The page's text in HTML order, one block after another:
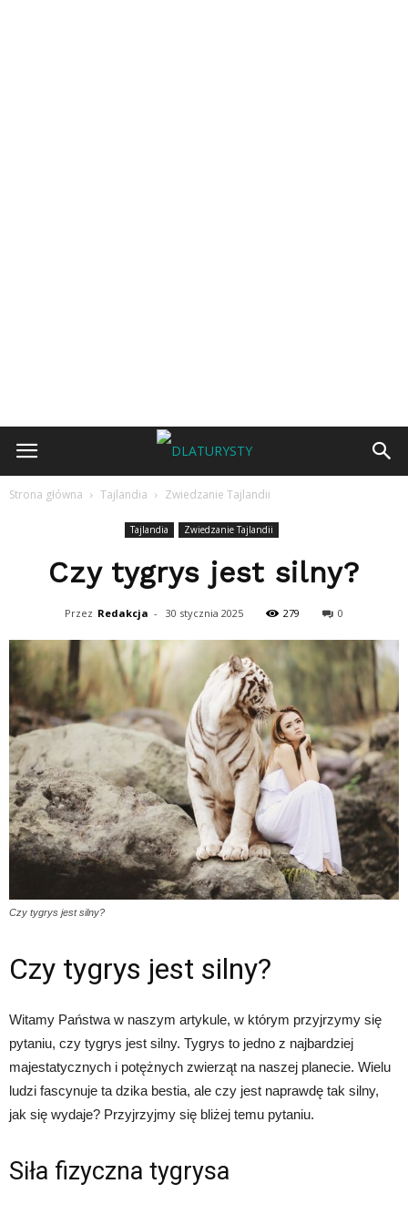
Strona główna Tajlandia Zwiedzanie Tajlandii
Tajlandia Zwiedzanie Tajlandii
Czy tygrys jest silny?
Przez Redakcja - 30 stycznia 2025 279 0
Czy tygrys jest silny?
Czy tygrys jest silny?
Witamy Państwa w naszym artykule, w którym przyjrzymy się
pytaniu, czy tygrys jest silny. Tygrys to jedno z najbardziej
majestatycznych i potężnych zwierząt na naszej planecie. Wielu
ludzi fascynuje ta dzika bestia, ale czy jest naprawdę tak silny,
jak się wydaje? Przyjrzyjmy się bliżej temu pytaniu.
Siła fizyczna tygrysa